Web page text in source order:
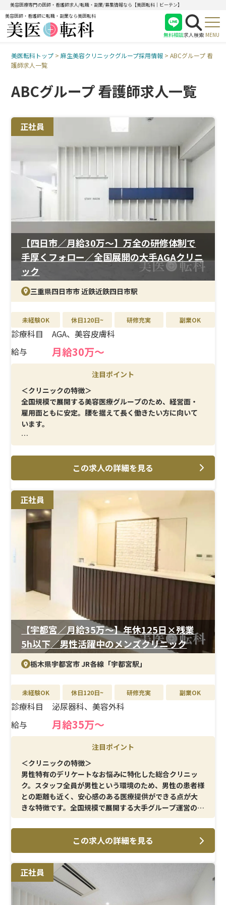
美容医療専門の医師・看護師求人/転職・副業/募集情報なら【美医転科｜ビーテン】
美容医師・看護師に転職・副業なら美医転科
無料相談
医師
求人検索 MENU
美医転科トップ >麻生美容クリニックグループ採用情報 >ABCグループ 看
護師求人一覧
ABCグループ 看護師求人一覧
正社員
【四日市／月給30万〜】万全の研修体制で
手厚くフォロー／全国展開の大手AGAクリニ
ック
三重県四日市市 近鉄近鉄四日市駅
未経験OK 休日120日~ 研修充実 副業OK
診療科目
AGA、美容皮膚科
給与
月給30万〜
注目ポイント
＜クリニックの特徴＞
全国規模で展開する美容医療グループのため、経営面・
雇用面ともに安定。腰を据えて長く働きたい方に向いて
います。
＜メイン施術＞
AGA治療、美容皮膚科を中心に、採血・点滴・患者様対
応など、これまでの看護経験を活かせる業務内容です。
＜研修制度＞
現場OJTを中心に、業務内容を一つずつ確認。美容医療
未経験者の受け入れ実績も豊富です。
月給33万円以上、年間休日125日。結婚・出産祝金は第一
子30万円、第二子40万円。育休取得率は女性100％、男
性33％と、ライフステージの変化にも対応できます。
この求人の詳細を見る
正社員
【宇都宮／月給35万〜】年休125日×残業
5h以下／男性活躍中のメンズクリニック
栃木県宇都宮市 JR各線「宇都宮駅」
未経験OK 休日120日~ 研修充実 副業OK
診療科目
泌尿器科、美容外科
給与
月給35万〜
注目ポイント
＜クリニックの特徴＞
男性特有のデリケートなお悩みに特化した総合クリニッ
ク。スタッフ全員が男性という環境のため、男性の患者様
との距離も近く、安心感のある医療提供ができる点が大
きな特徴です。全国規模で展開する大手グループ運営のた
め、安定性と成長性の両方を兼ね備えています。
医師の治療介助を中心に、採血・注射・点滴などの基本
的な看護業務を担当。泌尿器科・美容外科領域ならでは
の知識や症例に触れながら、男性総合医療の専門性を身
につけていける環境です。
この求人の詳細を見る
正社員